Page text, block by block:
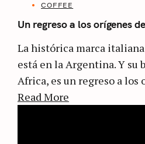
COFFEE
Un regreso a los orígenes
La histórica marca
está en la Argentina. Y su
Africa, es un regreso a los
Read More